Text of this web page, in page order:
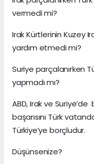
vermedi mi?
Irak Kürtlerinin Kuzey
yardım etmedi mi?
Suriye parçalanırken
yapmadı mı?
ABD, Irak ve
başarısını Türk
Türkiye’ye borçludur.
Düşünsenize?